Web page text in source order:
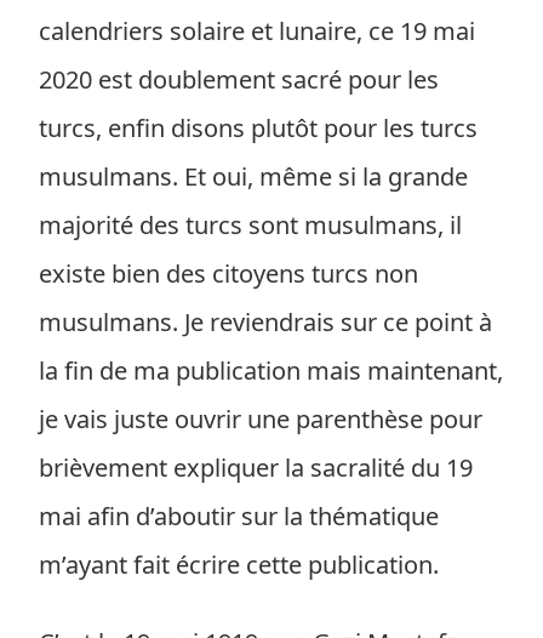
calendriers solaire et lunaire, ce 19 mai
2020 est doublement sacré pour les
turcs, enfin disons plutôt pour les turcs
musulmans. Et oui, même si la grande
majorité des turcs sont musulmans, il
existe bien des citoyens turcs non
musulmans. Je reviendrais sur ce point à
la fin de ma publication mais maintenant,
je vais juste ouvrir une parenthèse pour
brièvement expliquer la sacralité du 19
mai afin d’aboutir sur la thématique
m’ayant fait écrire cette publication.